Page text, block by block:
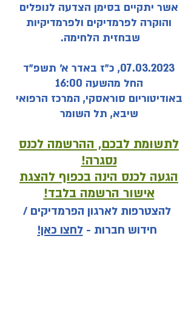
אשר יתקיים בסימן הצדעה לנופלים
והוקרה לפרמדיקים ולפרמדיקיות
שבחזית הלחימה.
07.03.2023, כ״ז באדר א׳ תשפ״ד
החל מהשעה 16:00
באודיטוריום סוראסקי, המרכז הרפואי
שיבא, תל השומר
לתשומת לבכם, ההרשמה לכנס
נסגרה!
הגעה לכנס הינה בכפוף להצגת
אישור הרשמה בלבד!​
להצטרפות לארגון הפרמדיקים /
חידוש חברות -לחצו כאן!